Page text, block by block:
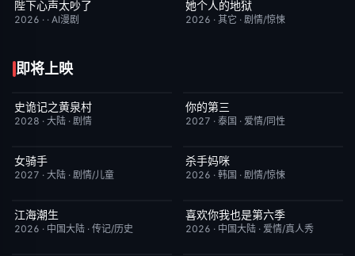
完结
陛下心声太吵了
2026 · · AI漫剧
HD中字
她个人的地狱
2026 · 其它 · 剧情/惊悚
即将上映
6月23日更新
史诡记之黄泉村
2028 · 大陆 · 剧情
更新至第02集
你的第三
2027 · 泰国 · 爱情/同性
7月15日更新
女骑手
2027 · 大陆 · 剧情/儿童
更新至第03集
杀手妈咪
2026 · 韩国 · 剧情/惊悚
更新至第26集
江海潮生
2026 · 中国大陆 · 传记/历史
今日更新
喜欢你我也是第六季
2026 · 中国大陆 · 爱情/真人秀